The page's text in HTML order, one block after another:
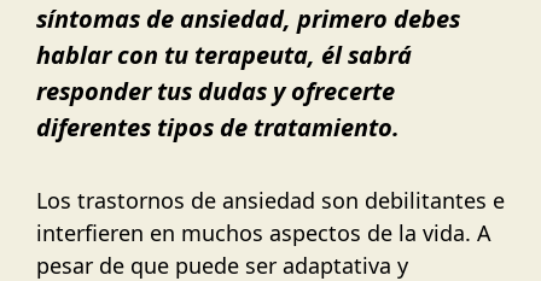
síntomas de ansiedad, primero debes
hablar con tu terapeuta, él sabrá
responder tus dudas y ofrecerte
diferentes tipos de tratamiento.
Los trastornos de ansiedad son debilitantes e
interfieren en muchos aspectos de la vida. A
pesar de que puede ser adaptativa y